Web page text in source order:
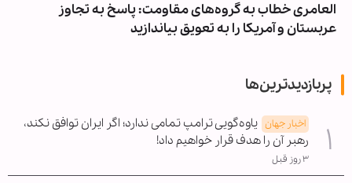
العامری خطاب به گروه‌های مقاومت: پاسخ به تجاوز
عربستان و آمریکا را به تعویق بیاندازید
پربازدیدترین‌ها
اخبار جهان یاوه‌گویی ترامپ تمامی ندارد؛ اگر ایران توافق نکند،
رهبر آن را هدف قرار خواهیم داد!
۳ روز قبل